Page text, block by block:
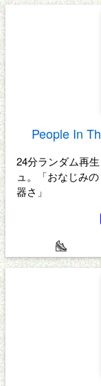
People In
24分ランダム再生
ュ。「おなじみ
器さ」